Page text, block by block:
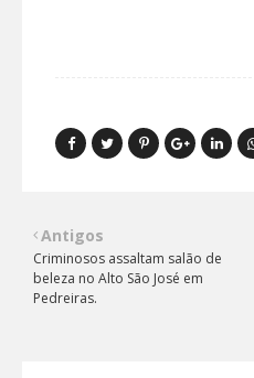
Antigos
Criminosos assaltam salão de
beleza no Alto São José em
Pedreiras.